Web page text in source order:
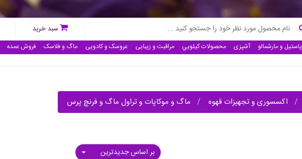
سبد خرید
پاستیل و مارشمالو آشپزی محصولات كيلويي مراقبت و زیبایی عروسک و کادویی ماگ و فلاسک فروش عمده
اکسسوری و تجهیزات قهوه ماگ و موکاپات و تراول ماگ و فرنچ پرس
بر اساس جدیدترین